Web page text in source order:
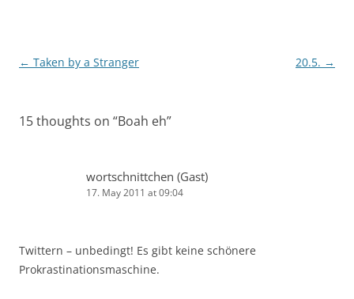
Post
← Taken by a Stranger 20.5. →
15 thoughts on “Boah eh”
wortschnittchen (Gast)
17. May 2011 at 09:04
Twittern – unbedingt! Es gibt keine schönere
Prokrastinationsmaschine.